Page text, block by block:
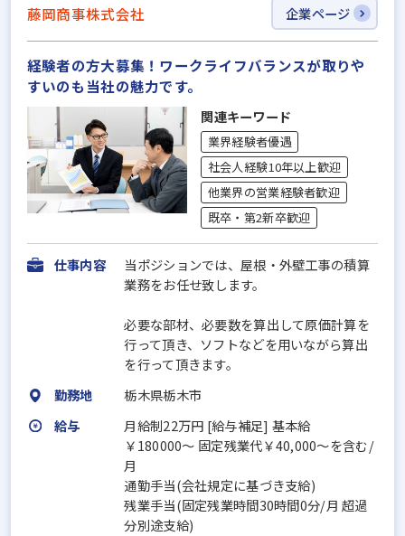
藤岡商事株式会社 企業ページ
経験者の方大募集！ワークライフバランスが取りや
すいのも当社の魅力です。
関連キーワード
業界経験者優遇
社会人経験10年以上歓迎
他業界の営業経験者歓迎
既卒・第2新卒歓迎
仕事内容
当ポジションでは、屋根・外壁工事の積算
業務をお任せ致します。
必要な部材、必要数を算出して原価計算を
行って頂き、ソフトなどを用いながら算出
を行って頂きます。
勤務地
栃木県栃木市
給与
月給制22万円 [給与補足] 基本給
￥180000〜 固定残業代￥40,000～を含む/
月
通勤手当(会社規定に基づき支給)
残業手当(固定残業時間30時間0分/月 超過
分別途支給)